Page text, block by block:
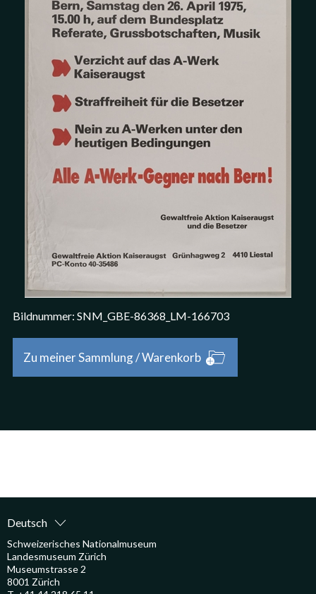
Bildnummer: SNM_GBE-86368_LM-166703
Zu meiner Sammlung / Warenkorb
Deutsch
Schweizerisches Nationalmuseum
Landesmuseum Zürich
Museumstrasse 2
8001 Zürich